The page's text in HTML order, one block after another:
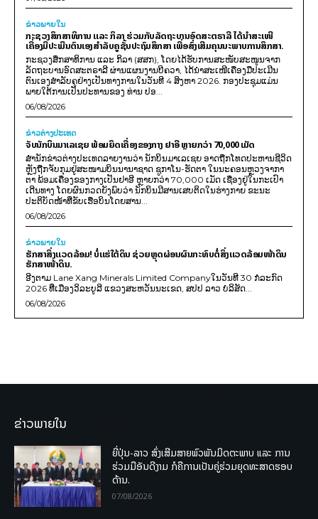
ຂ່າວພາຍ​ໃນ
ກະຊວງສຶກສາທິການ ແລະ ກິລາ ຮ່ວມກັບລັດຖະບານອົດສະຕຣາລີ ໄດ້ນຳສະເໜີ
ເຄື່ອງມືປະເມີນຕົນເອງສຳລັບຄູຊັ້ນປະຖົມສຶກສາ ເພື່ອສົ່ງເສີມຄຸນນະພາບການສຶກສາ.
ກະຊວງສຶກສາທິການ ແລະ ກິລາ (ສສກ), ໂດຍໄດ້ຮັບການສະໜັບສະໜູນຈາກ
ລັດຖະບານອົດສະຕຣາລີ ຜ່ານແຜນງານບີຄວາ, ໄດ້ນຳສະເໜີເຄື່ອງມືປະເມີນ
ຕົນເອງສຳລັບຄູຢ່າງເປັນທາງການໃນວັນທີ 4 ສິງຫາ 2026. ກອງປະຊຸມແມ່ນ
ພາຍໃຕ້ການເປັນປະທານຂອງ ທ່ານ ປອ...
06/08/2026
ຂ່າວຕ່າງປະເທດ
ຈັບນັກບິນມາເລເຊຍ ພ້ອມຍຶດເຄື່ອງຂອງກາງ ຢາອີ ຫຼາຍກວ່າ 70,000 ເມັດ
ສຳນັກຂ່າວຕ່າງປະເທດລາຍງານວ່າ ນັກບິນມາເລເຊຍ ອາດຖືກໂທດປະຫານຊີວິດ
ຫຼັງຖືກຈັບກຸມຢູ່ສະໜາມບິນນານາຊາດ ຊູກາໂນ-ຮັດຕາ ໃນນະຄອນຫຼວງຈາກາ
ຕາ ພ້ອມເຄື່ອງຂອງກາງເປັນຢາອີ ຫຼາຍກວ່າ 70,000 ເມັດ ເຊື່ອງຢູ່ໃນກະເປົາ
ເດີນທາງ ໂດຍຜົນກວດຍັງພົບວ່າ ນັກບິນມີສານເສບຕິດໃນຮ່າງກາຍ ຂະນະ
ປະຕິບັດໜ້າທີ່ຂັບເຮືອບິນໂດຍສານ...
06/08/2026
ຂ່າວພາຍ​ໃນ
ຮັກສາສິ່ງແວດລ້ອມ! ບໍ່ແຮ່ໃຕ້ດິນ ຊ່ວຍຫຼຸດຜ່ອນຜົນກະທົບຕໍ່ສິ່ງແວດລ້ອມໜ້າດິນ
ຮັກສາໜ້າດິນ.
ອີງຕາມ Lane Xang Minerals Limited Companyໃນວັນທີ 30 ກໍລະກົດ
2026 ທີ່ເມືອງວິລະບູລີ ແຂວງສະຫວັນນະເຂດ, ສປປ ລາວ ບໍລິສັດ...
06/08/2026
ຂ່າວພາຍໃນ
ຍີ່ປຸ່ນ-ລາວ ສົ່ງເສີມສາຍພົວພັນມິດຕະພາບ ແລະ ການ
ຮ່ວມມືອັນດີງາມ ກໍຄືການເປັນຄູ່ຮ່ວມຍຸດທະສາດຮອບ
ດ້ານ.
07/08/2026